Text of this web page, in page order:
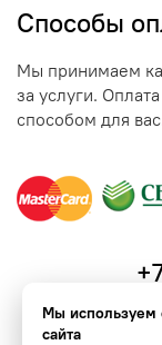
Способы
Мы принимаем
за услуги.
способом для
Мы используем
сайта